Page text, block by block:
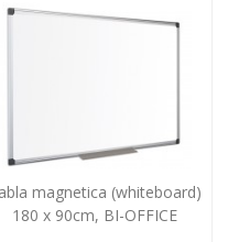
magnetica (whiteboard)
180 x 90cm, BI-OFFICE